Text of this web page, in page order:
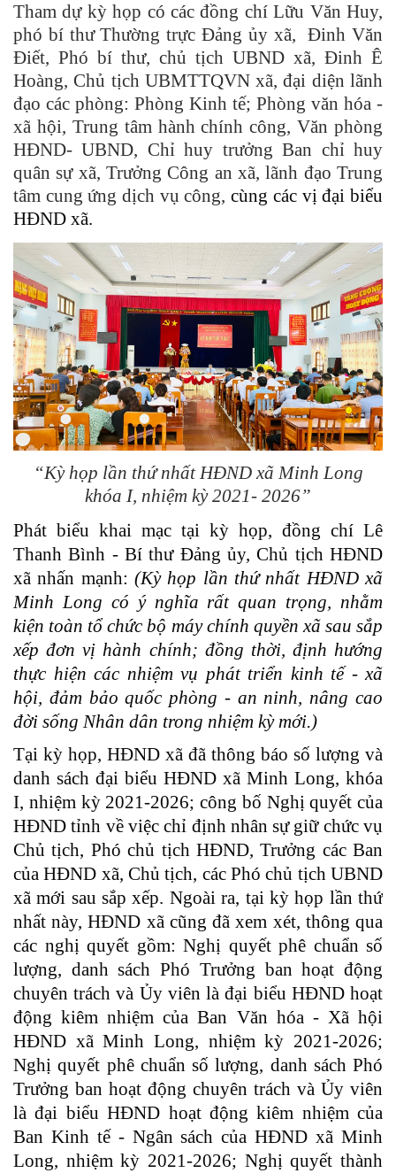
Tham dự kỳ họp có các đồng chí Lữu Văn Huy,
phó bí thư Thường trực Đảng ủy xã, Đinh Văn
Điết, Phó bí thư, chủ tịch UBND xã, Đinh Ê
Hoàng, Chủ tịch UBMTTQVN xã, đại diện lãnh
đạo các phòng: Phòng Kinh tế; Phòng văn hóa -
xã hội, Trung tâm hành chính công, Văn phòng
HĐND- UBND, Chỉ huy trưởng Ban chỉ huy
quân sự xã, Trưởng Công an xã, lãnh đạo Trung
tâm cung ứng dịch vụ công,cùng các vị đại biểu
HĐND xã.
“Kỳ họp lần thứ nhất HĐND xã Minh Long
khóa I, nhiệm kỳ 2021- 2026”
Phát biểu khai mạc tại kỳ họp, đồng chí Lê
Thanh Bình - Bí thư Đảng ủy, Chủ tịch HĐND
xã nhấn mạnh: (Kỳ họp lần thứ nhất HĐND xã
Minh Long có ý nghĩa rất quan trọng, nhằm
kiện toàn tổ chức bộ máy chính quyền xã sau sắp
xếp đơn vị hành chính; đồng thời, định hướng
thực hiện các nhiệm vụ phát triển kinh tế - xã
hội, đảm bảo quốc phòng - an ninh, nâng cao
đời sống Nhân dân trong nhiệm kỳ mới.)
Tại kỳ họp, HĐND xã đã thông báo số lượng và
danh sách đại biểu HĐND xã Minh Long, khóa
I, nhiệm kỳ 2021-2026; công bố Nghị quyết của
HĐND tỉnh về việc chỉ định nhân sự giữ chức vụ
Chủ tịch, Phó chủ tịch HĐND, Trưởng các Ban
của HĐND xã, Chủ tịch, các Phó chủ tịch UBND
xã mới sau sắp xếp. Ngoài ra, tại kỳ họp lần thứ
nhất này, HĐND xã cũng đã xem xét, thông qua
các nghị quyết gồm: Nghị quyết phê chuẩn số
lượng, danh sách Phó Trưởng ban hoạt động
chuyên trách và Ủy viên là đại biểu HĐND hoạt
động kiêm nhiệm của Ban Văn hóa - Xã hội
HĐND xã Minh Long, nhiệm kỳ 2021-2026;
Nghị quyết phê chuẩn số lượng, danh sách Phó
Trưởng ban hoạt động chuyên trách và Ủy viên
là đại biểu HĐND hoạt động kiêm nhiệm của
Ban Kinh tế - Ngân sách của HĐND xã Minh
Long, nhiệm kỳ 2021-2026; Nghị quyết thành